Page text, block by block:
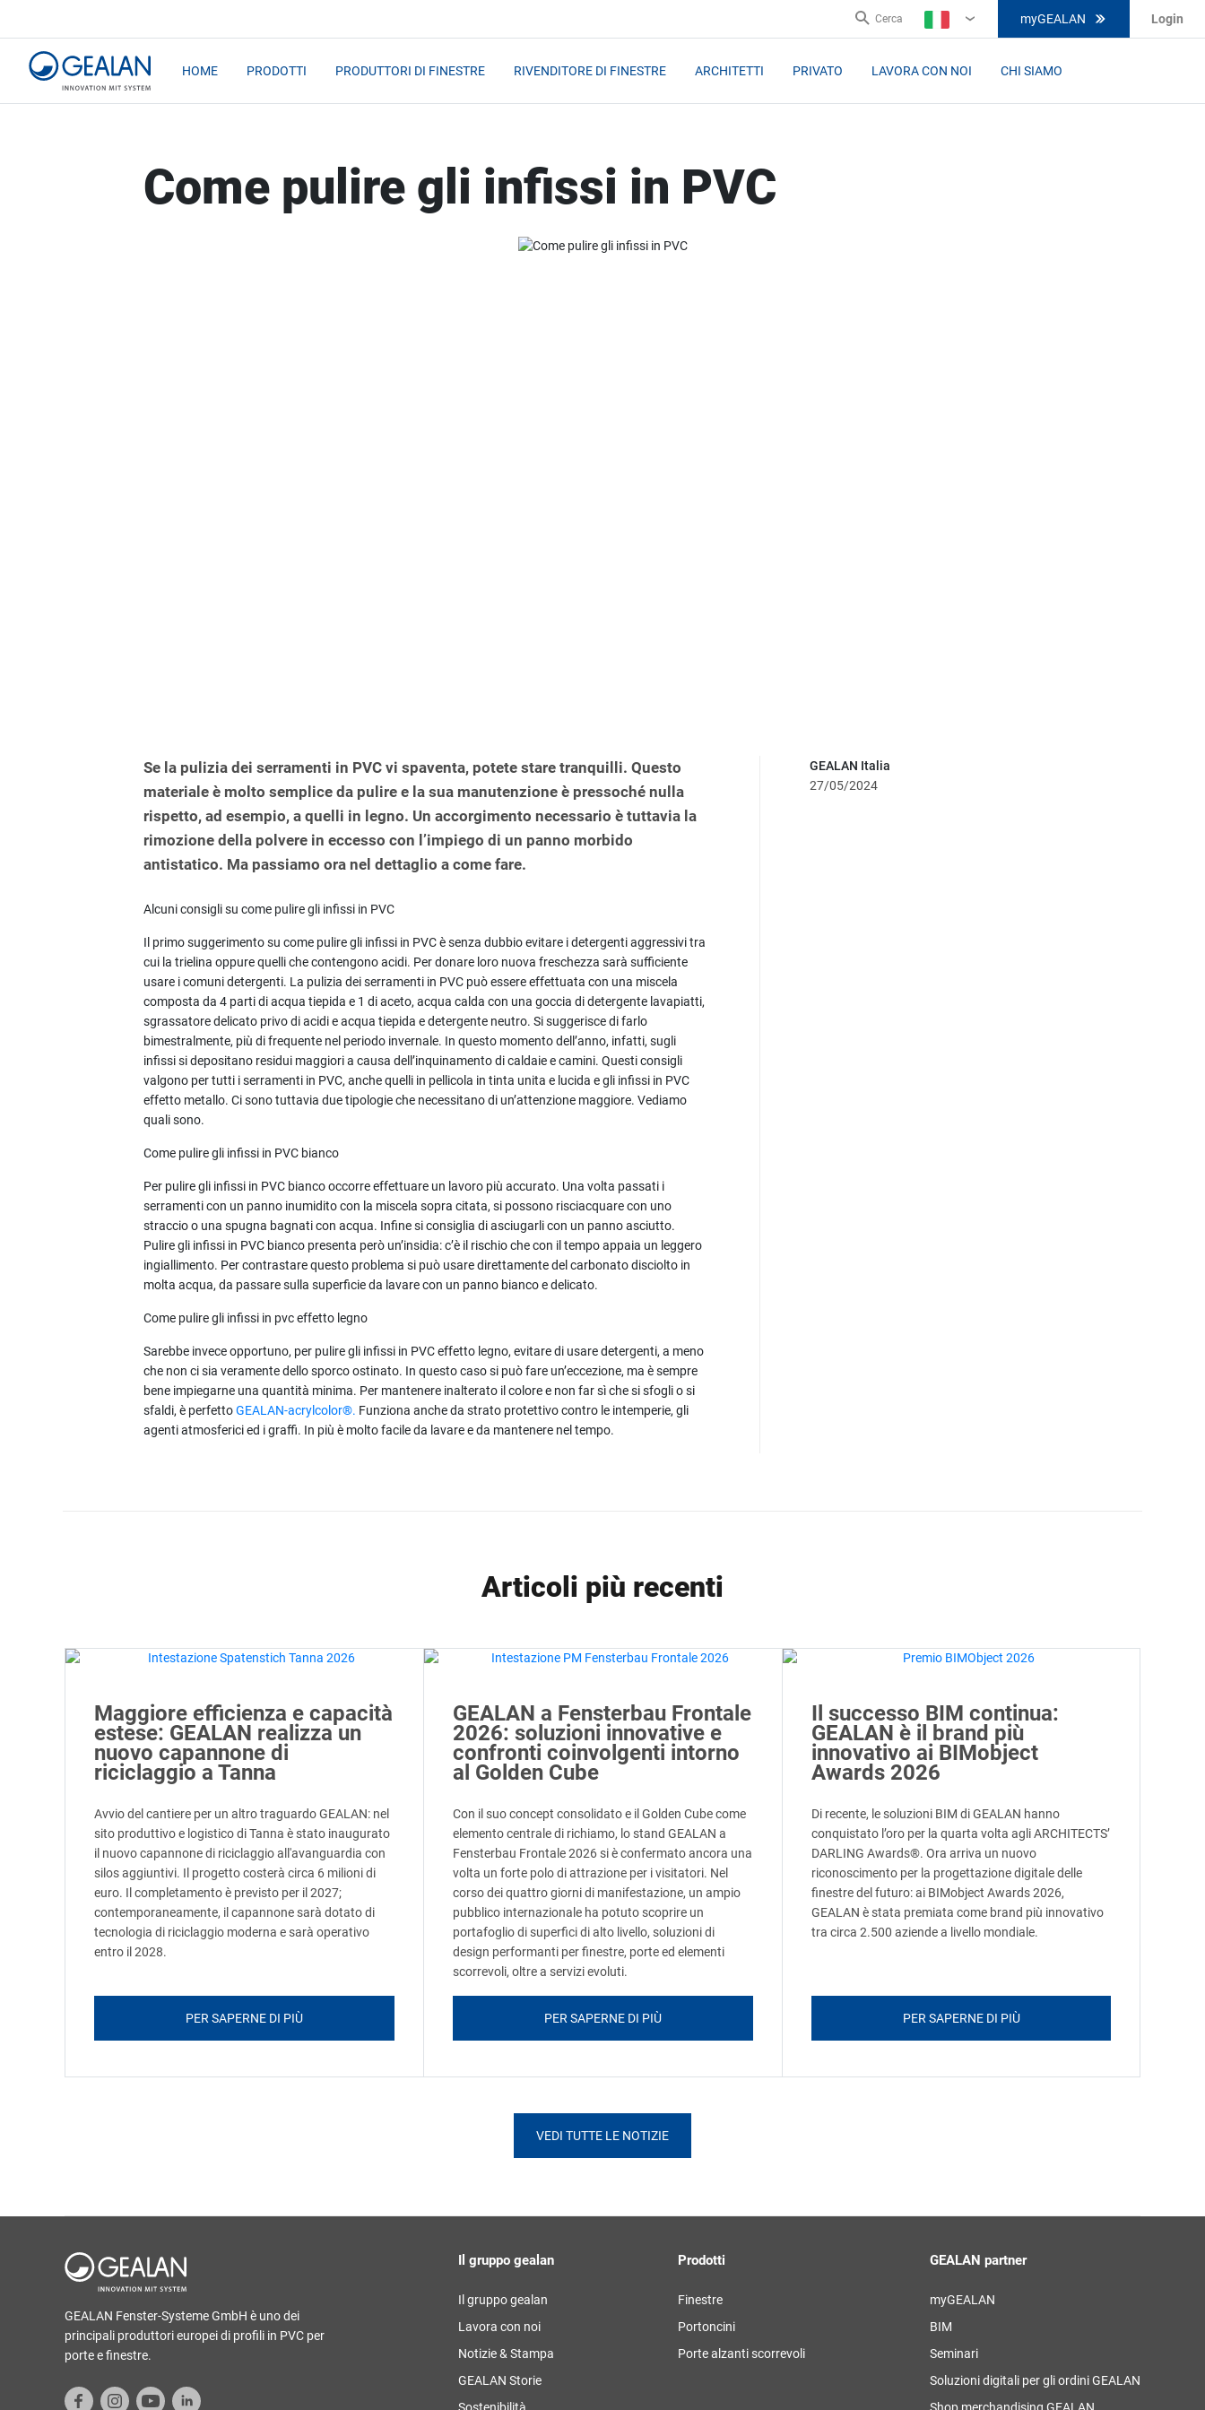
Cerca
IT
myGEALAN Login
HOME PRODOTTI PRODUTTORI DI FINESTRE RIVENDITORE DI FINESTRE ARCHITETTI PRIVATO LAVORA CON NOI CHI SIAMO
Come pulire gli infissi in PVC
Se la pulizia dei serramenti in PVC vi spaventa, potete stare tranquilli. Questo
materiale è molto semplice da pulire e la sua manutenzione è pressoché nulla
rispetto, ad esempio, a quelli in legno. Un accorgimento necessario è tuttavia la
rimozione della polvere in eccesso con l’impiego di un panno morbido
antistatico. Ma passiamo ora nel dettaglio a come fare.
Alcuni consigli su come pulire gli infissi in PVC
Il primo suggerimento su come pulire gli infissi in PVC è senza dubbio evitare i detergenti aggressivi tra
cui la trielina oppure quelli che contengono acidi. Per donare loro nuova freschezza sarà sufficiente
usare i comuni detergenti. La pulizia dei serramenti in PVC può essere effettuata con una miscela
composta da 4 parti di acqua tiepida e 1 di aceto, acqua calda con una goccia di detergente lavapiatti,
sgrassatore delicato privo di acidi e acqua tiepida e detergente neutro. Si suggerisce di farlo
bimestralmente, più di frequente nel periodo invernale. In questo momento dell’anno, infatti, sugli
infissi si depositano residui maggiori a causa dell’inquinamento di caldaie e camini. Questi consigli
valgono per tutti i serramenti in PVC, anche quelli in pellicola in tinta unita e lucida e gli infissi in PVC
effetto metallo. Ci sono tuttavia due tipologie che necessitano di un’attenzione maggiore. Vediamo
quali sono.
Come pulire gli infissi in PVC bianco
Per pulire gli infissi in PVC bianco occorre effettuare un lavoro più accurato. Una volta passati i
serramenti con un panno inumidito con la miscela sopra citata, si possono risciacquare con uno
straccio o una spugna bagnati con acqua. Infine si consiglia di asciugarli con un panno asciutto.
Pulire gli infissi in PVC bianco presenta però un’insidia: c’è il rischio che con il tempo appaia un leggero
ingiallimento. Per contrastare questo problema si può usare direttamente del carbonato disciolto in
molta acqua, da passare sulla superficie da lavare con un panno bianco e delicato.
Come pulire gli infissi in pvc effetto legno
Sarebbe invece opportuno, per pulire gli infissi in PVC effetto legno, evitare di usare detergenti, a meno
che non ci sia veramente dello sporco ostinato. In questo caso si può fare un’eccezione, ma è sempre
bene impiegarne una quantità minima. Per mantenere inalterato il colore e non far sì che si sfogli o si
sfaldi, è perfettoGEALAN-acrylcolor®. Funziona anche da strato protettivo contro le intemperie, gli
agenti atmosferici ed i graffi. In più è molto facile da lavare e da mantenere nel tempo.
GEALAN Italia
27/05/2024
Articoli più recenti
Maggiore efficienza e capacità
estese: GEALAN realizza un
nuovo capannone di
riciclaggio a Tanna
Avvio del cantiere per un altro traguardo GEALAN: nel
sito produttivo e logistico di Tanna è stato inaugurato
il nuovo capannone di riciclaggio all'avanguardia con
silos aggiuntivi. Il progetto costerà circa 6 milioni di
euro. Il completamento è previsto per il 2027;
contemporaneamente, il capannone sarà dotato di
tecnologia di riciclaggio moderna e sarà operativo
entro il 2028.
PER SAPERNE DI PIÙ
GEALAN a Fensterbau Frontale
2026: soluzioni innovative e
confronti coinvolgenti intorno
al Golden Cube
Con il suo concept consolidato e il Golden Cube come
elemento centrale di richiamo, lo stand GEALAN a
Fensterbau Frontale 2026 si è confermato ancora una
volta un forte polo di attrazione per i visitatori. Nel
corso dei quattro giorni di manifestazione, un ampio
pubblico internazionale ha potuto scoprire un
portafoglio di superfici di alto livello, soluzioni di
design performanti per finestre, porte ed elementi
scorrevoli, oltre a servizi evoluti.
PER SAPERNE DI PIÙ
Il successo BIM continua:
GEALAN è il brand più
innovativo ai BIMobject
Awards 2026
Di recente, le soluzioni BIM di GEALAN hanno
conquistato l’oro per la quarta volta agli ARCHITECTS’
DARLING Awards®. Ora arriva un nuovo
riconoscimento per la progettazione digitale delle
finestre del futuro: ai BIMobject Awards 2026,
GEALAN è stata premiata come brand più innovativo
tra circa 2.500 aziende a livello mondiale.
PER SAPERNE DI PIÙ
VEDI TUTTE LE NOTIZIE
GEALAN Fenster-Systeme GmbH è uno dei
principali produttori europei di profili in PVC per
porte e finestre.
Il gruppo gealan
Il gruppo gealan
Lavora con noi
Notizie & Stampa
GEALAN Storie
Prodotti
Finestre
Portoncini
Porte alzanti scorrevoli
GEALAN partner
myGEALAN
BIM
Seminari
Soluzioni digitali per gli ordini GEALAN